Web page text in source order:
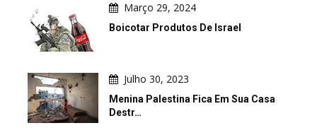
Março 29, 2024
Boicotar Produtos De Israel
Julho 30, 2023
Menina Palestina Fica Em Sua Casa
Destr…